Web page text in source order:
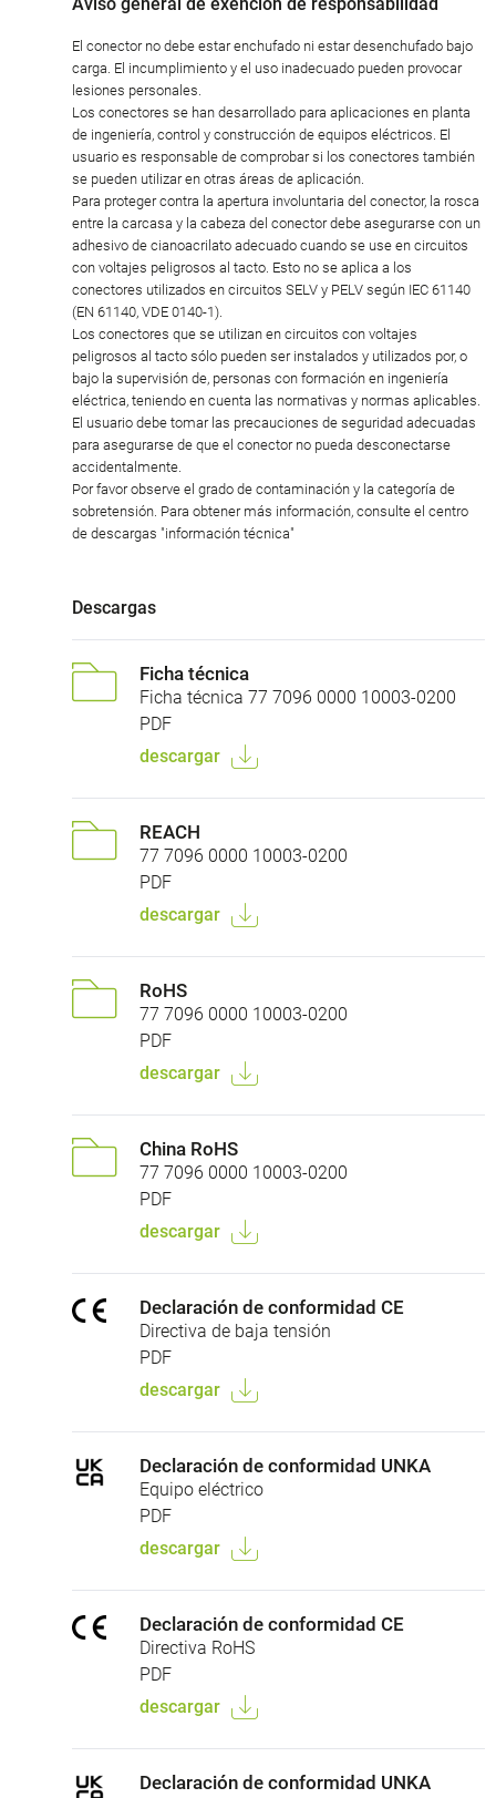
Aviso general de exención de responsabilidad
El conector no debe estar enchufado ni estar desenchufado bajo
carga. El incumplimiento y el uso inadecuado pueden provocar
lesiones personales.
Los conectores se han desarrollado para aplicaciones en planta
de ingeniería, control y construcción de equipos eléctricos. El
usuario es responsable de comprobar si los conectores también
se pueden utilizar en otras áreas de aplicación.
Para proteger contra la apertura involuntaria del conector, la rosca
entre la carcasa y la cabeza del conector debe asegurarse con un
adhesivo de cianoacrilato adecuado cuando se use en circuitos
con voltajes peligrosos al tacto. Esto no se aplica a los
conectores utilizados en circuitos SELV y PELV según IEC 61140
(EN 61140, VDE 0140-1).
Los conectores que se utilizan en circuitos con voltajes
peligrosos al tacto sólo pueden ser instalados y utilizados por, o
bajo la supervisión de, personas con formación en ingeniería
eléctrica, teniendo en cuenta las normativas y normas aplicables.
El usuario debe tomar las precauciones de seguridad adecuadas
para asegurarse de que el conector no pueda desconectarse
accidentalmente.
Por favor observe el grado de contaminación y la categoría de
sobretensión. Para obtener más información, consulte el centro
de descargas "información técnica"
Descargas
Ficha técnica
Ficha técnica 77 7096 0000 10003-0200
PDF
descargar
REACH
77 7096 0000 10003-0200
PDF
descargar
RoHS
77 7096 0000 10003-0200
PDF
descargar
China RoHS
77 7096 0000 10003-0200
PDF
descargar
Declaración de conformidad CE
Directiva de baja tensión
PDF
descargar
Declaración de conformidad UNKA
Equipo eléctrico
PDF
descargar
Declaración de conformidad CE
Directiva RoHS
PDF
descargar
Declaración de conformidad UNKA